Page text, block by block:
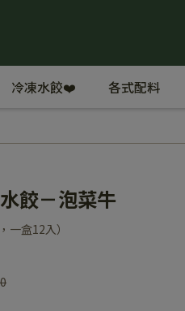
冷凍水餃❤️ 各式配料
餃－泡菜牛
一盒12入）